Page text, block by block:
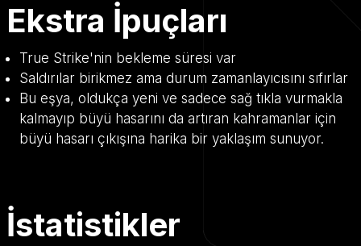
Ekstra İpuçları
True Strike'nin bekleme süresi var
Saldırılar birikmez ama durum zamanlayıcısını sıfırlar
Bu eşya, oldukça yeni ve sadece sağ tıkla vurmakla
kalmayıp büyü hasarını da artıran kahramanlar için
büyü hasarı çıkışına harika bir yaklaşım sunuyor.
İstatistikler